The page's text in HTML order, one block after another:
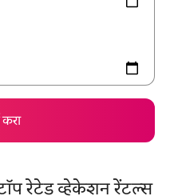
करा
रेटेड व्हेकेशन रेंटल्स